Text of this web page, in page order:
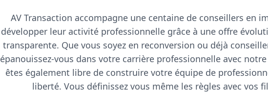
AV Transaction accompagne une centaine de conseillers en
développer leur activité professionnelle grâce à une offre
transparente. Que vous soyez en reconversion ou déjà
épanouissez-vous dans votre carrière professionnelle avec
êtes également libre de construire votre équipe de
liberté. Vous définissez vous même les règles avec vos